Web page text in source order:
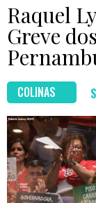
Raquel
Greve
COLINAS